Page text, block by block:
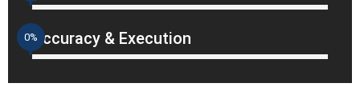
Accuracy & Execution
0%